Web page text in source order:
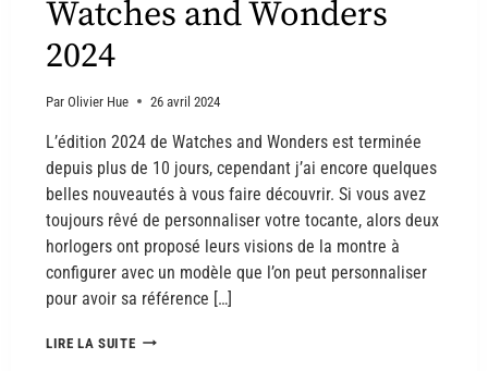
Watches and Wonders
2024
Par Olivier Hue 26 avril 2024
L’édition 2024 de Watches and Wonders est terminée
depuis plus de 10 jours, cependant j’ai encore quelques
belles nouveautés à vous faire découvrir. Si vous avez
toujours rêvé de personnaliser votre tocante, alors deux
horlogers ont proposé leurs visions de la montre à
configurer avec un modèle que l’on peut personnaliser
pour avoir sa référence […]
LIRE LA SUITE